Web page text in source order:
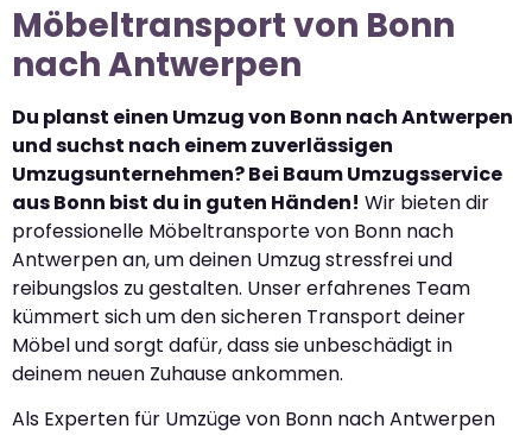
Möbeltransport von Bonn
nach Antwerpen
Du planst einen Umzug von Bonn nach Antwerpen
und suchst nach einem zuverlässigen
Umzugsunternehmen? Bei Baum Umzugsservice
aus Bonn bist du in guten Händen! Wir bieten dir
professionelle Möbeltransporte von Bonn nach
Antwerpen an, um deinen Umzug stressfrei und
reibungslos zu gestalten. Unser erfahrenes Team
kümmert sich um den sicheren Transport deiner
Möbel und sorgt dafür, dass sie unbeschädigt in
deinem neuen Zuhause ankommen.
Als Experten für Umzüge von Bonn nach Antwerpen